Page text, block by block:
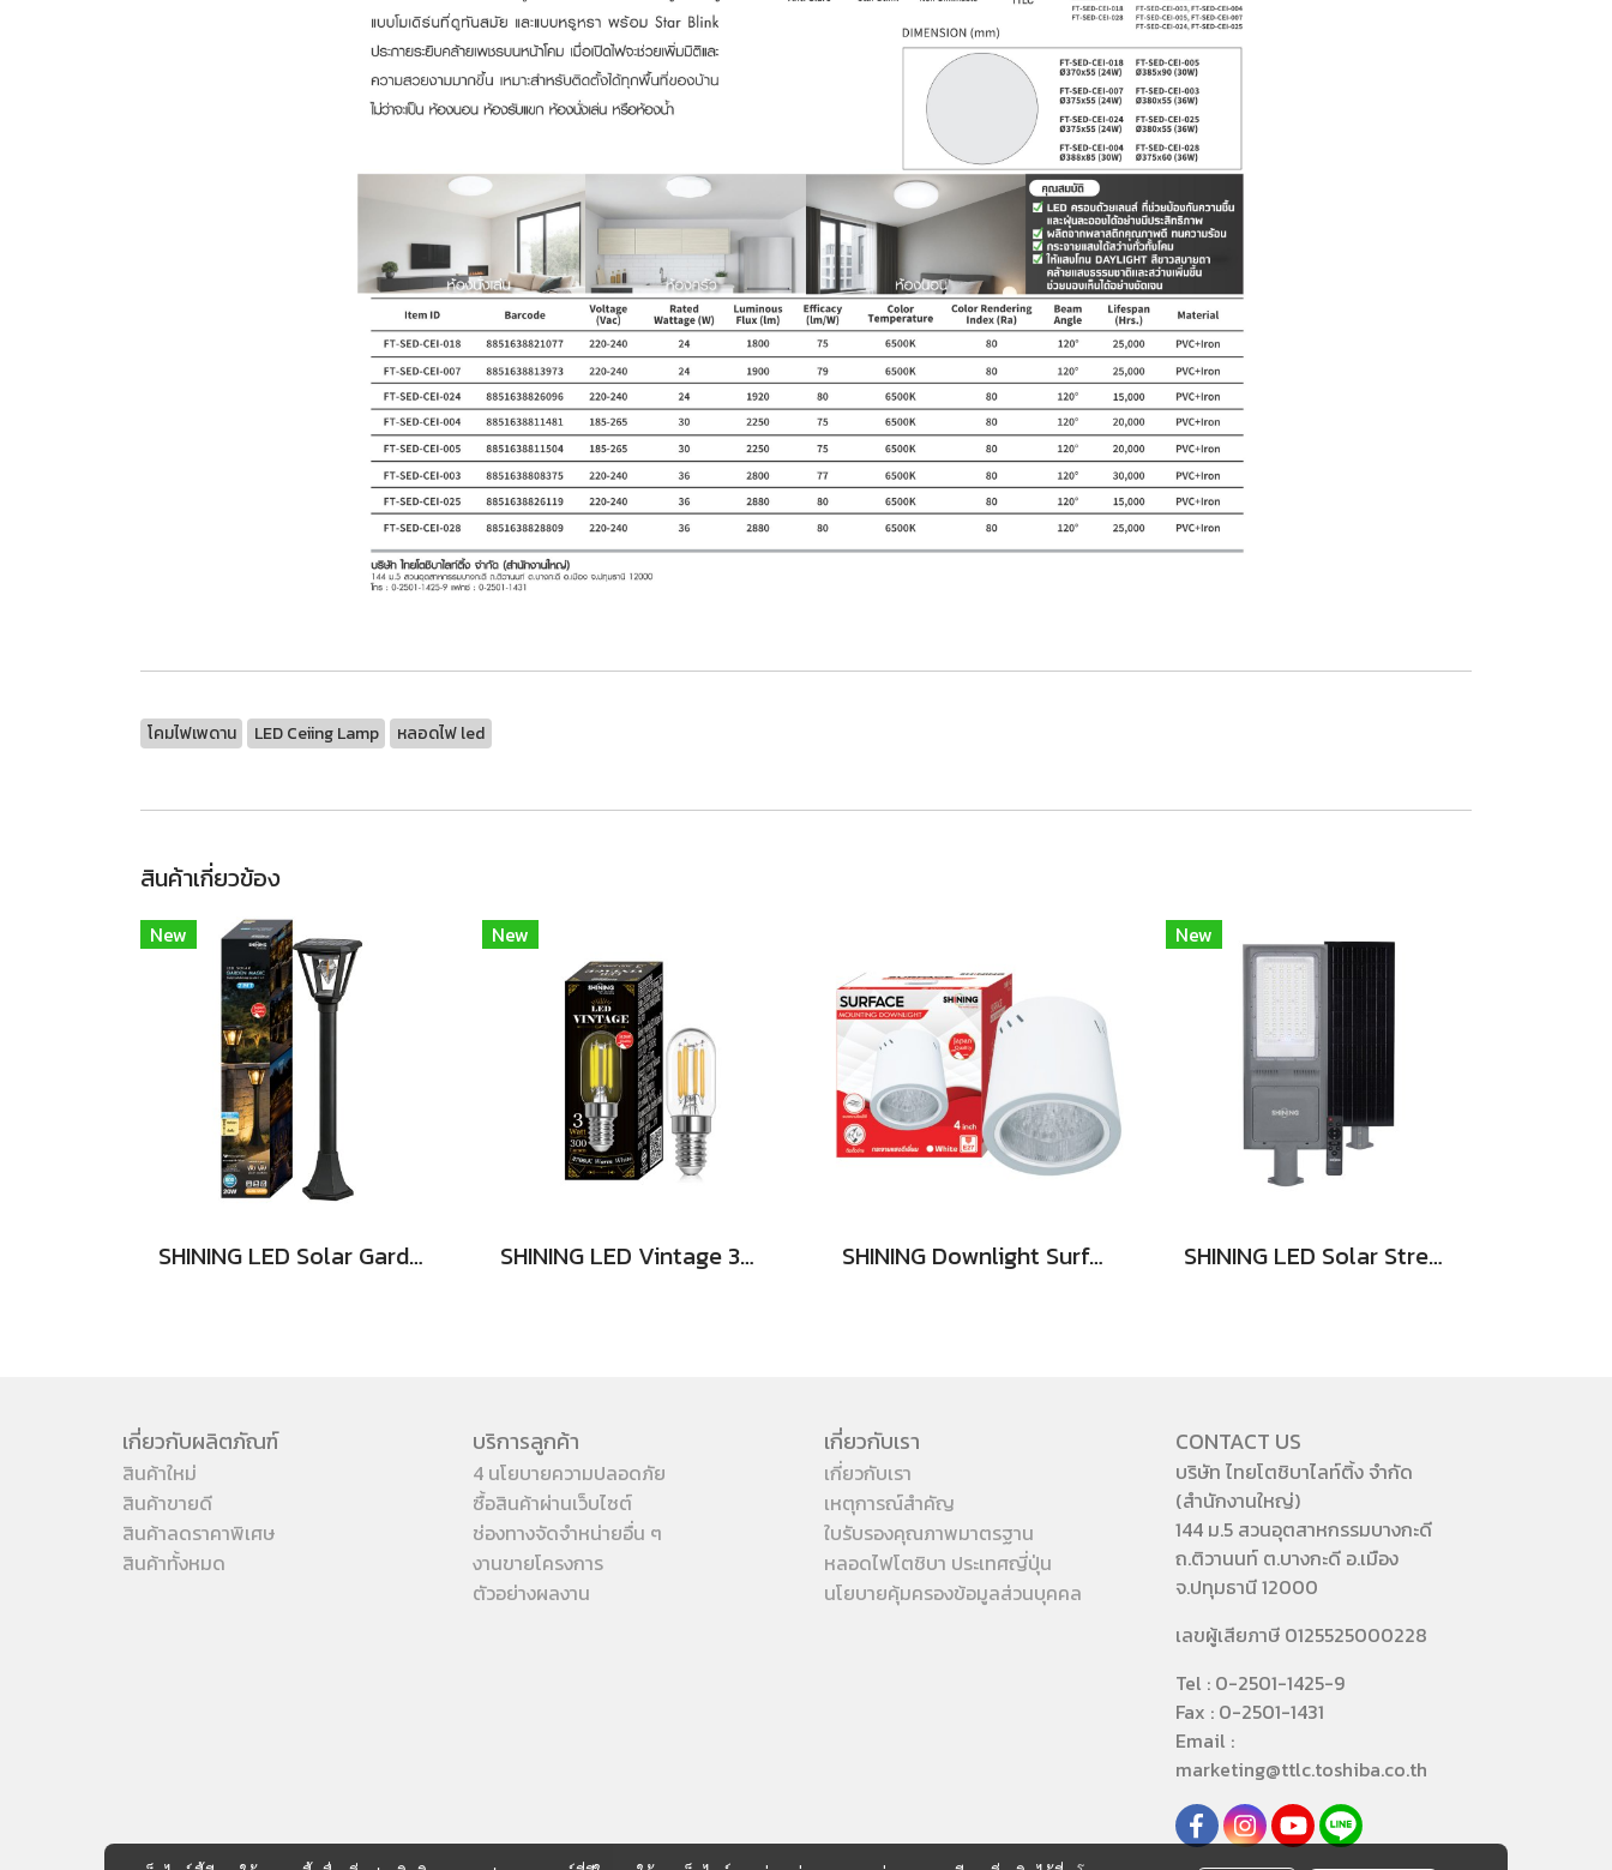
โคมไฟเพดาน LED Ceiing Lamp หลอดไฟ led
สินค้าเกี่ยวข้อง
New
SHINING LED Solar Garden Magic 2 in 20W
New
SHINING LED Vintage 3W E14 SHINING Downlight Surface E27 Base 4นิ้ว สีขาว, สีดำ
New
SHINING LED Solar Street Light TORUS 200W, 400W แสงสีขาว
เกี่ยวกับผลิตภัณฑ์
สินค้าใหม่
สินค้าขายดี
สินค้าลดราคาพิเศษ
สินค้าทั้งหมด
บริการลูกค้า
4 นโยบายความปลอดภัย
ซื้อสินค้าผ่านเว็บไซต์
ช่องทางจัดจำหน่ายอื่น ๆ
งานขายโครงการ
ตัวอย่างผลงาน
เกี่ยวกับเรา
เกี่ยวกับเรา
เหตุการณ์สำคัญ
ใบรับรองคุณภาพมาตรฐาน
หลอดไฟโตชิบา ประเทศญี่ปุ่น
นโยบายคุ้มครองข้อมูลส่วนบุคคล
CONTACT US
บริษัท ไทยโตชิบาไลท์ติ้ง จำกัด
(สำนักงานใหญ่)
144 ม.5 สวนอุตสาหกรรมบางกะดี
ถ.ติวานนท์ ต.บางกะดี อ.เมือง
จ.ปทุมธานี 12000
เลขผู้เสียภาษี 0125525000228
Tel : 0-2501-1425-9
Fax : 0-2501-1431
Email :
marketing@ttlc.toshiba.co.th